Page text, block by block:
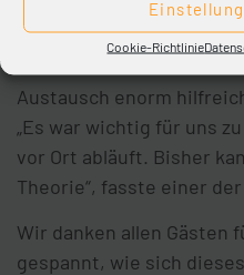
Cookie-Richtlinie
Einblicke in das Leben
Austausch enorm
„Es war wichtig für uns
vor Ort abläuft. Bisher
Theorie“, fasste einer
Wir danken allen Gästen
gespannt, wie sich